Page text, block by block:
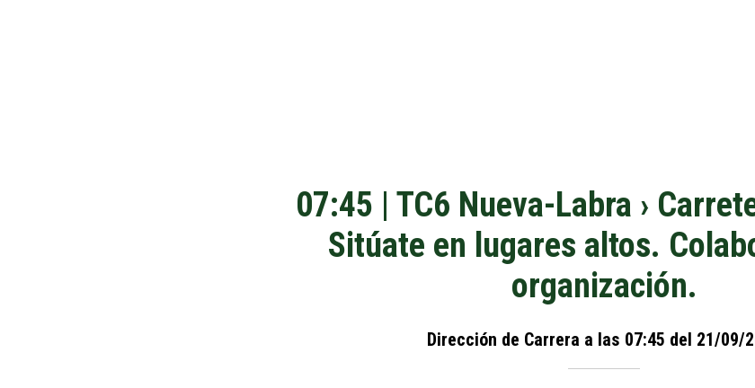
07:45 | TC6 Nueva-Labra ›
Sitúate en lugares altos.
organización.
Dirección de Carrera a las 07:45 del 21/09/